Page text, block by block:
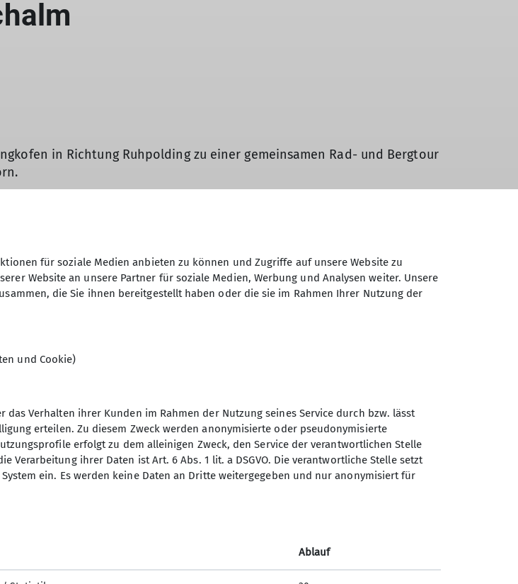
in Richtung Ruhpolding zu einer gemeinsamen Rad- und Bergtour
Unken. Von hier erfolgte dann der Aufstieg zum Mittagsessen zur
hungrigen Hühner einen Besuch wert ist. Auf dem Rückweg,
bei dem leider aufgrund technischer Mängel nicht jeder
für soziale Medien anbieten zu können und Zugriffe auf unsere Website zu
Website an unsere Partner für soziale Medien, Werbung und Analysen weiter. Unsere
die Sie ihnen bereitgestellt haben oder die sie im Rahmen Ihrer Nutzung der
und Cookie)
Verhalten ihrer Kunden im Rahmen der Nutzung seines Service durch bzw. lässt
erteilen. Zu diesem Zweck werden anonymisierte oder pseudonymisierte
erfolgt zu dem alleinigen Zweck, den Service der verantwortlichen Stelle
Verarbeitung ihrer Daten ist Art. 6 Abs. 1 lit. a DSGVO. Die verantwortliche Stelle setzt
ein. Es werden keine Daten an Dritte weitergegeben und nur anonymisiert für
Ablauf